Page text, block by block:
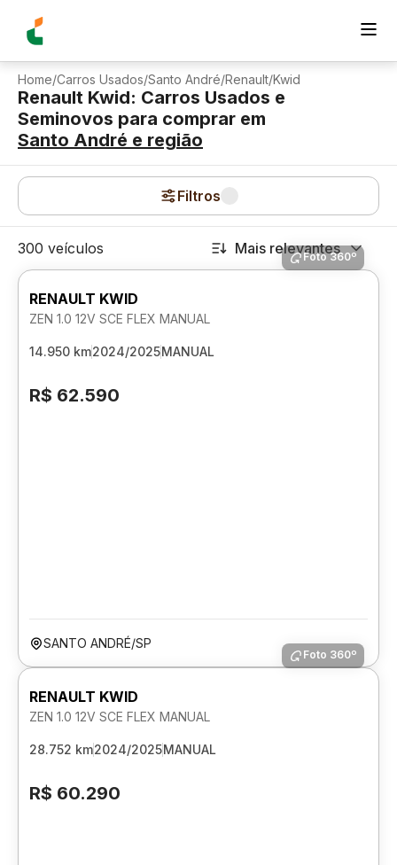
Home/Carros Usados/Santo André/Renault/Kwid
Renault Kwid: Carros Usados e
Seminovos para comprar em
Santo André e região
Filtros
300 veículos Mais relevantes
Foto 360º
RENAULT KWID
ZEN 1.0 12V SCE FLEX MANUAL
14.950 km2024/2025MANUAL
R$ 62.590
SANTO ANDRÉ/SP
Foto 360º
RENAULT KWID
ZEN 1.0 12V SCE FLEX MANUAL
28.752 km2024/2025MANUAL
R$ 60.290